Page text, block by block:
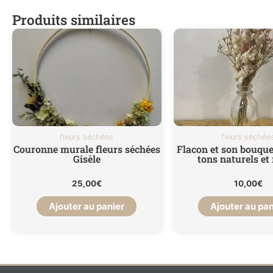
Produits similaires
fleurs séchées
Couronne murale fleurs séchées
Gisèle
25,00€
Ajouter au panier
fleurs
Flacon et son
tons naturels et
10,00€
Ajouter au